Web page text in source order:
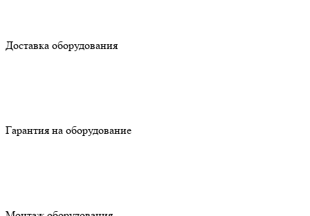
Доставка оборудования
Гарантия на оборудование